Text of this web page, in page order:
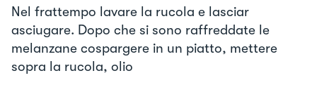
Nel frattempo lavare la rucola e lasciar
asciugare. Dopo che si sono raffreddate le
melanzane cospargere in un piatto, mettere
sopra la rucola, olio